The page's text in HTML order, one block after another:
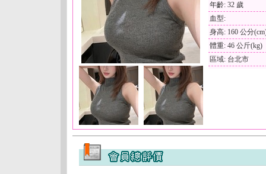
年齡: 32 歲
血型:
身高: 160 公分
體重: 46 公斤(kg)
區域: 台北市